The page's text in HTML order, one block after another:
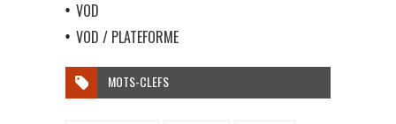
VOD
VOD / PLATEFORME
MOTS-CLEFS